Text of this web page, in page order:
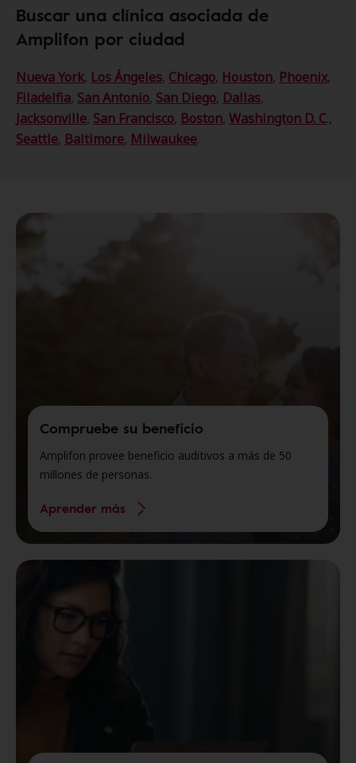
Buscar una clínica asociada de
Amplifon por ciudad
Nueva York, Los Ángeles, Chicago, Houston, Phoenix,
Filadelfia, San Antonio, San Diego, Dallas,
Jacksonville, San Francisco, Boston, Washington D. C.,
Seattle, Baltimore, Milwaukee.
Compruebe su beneficio
Amplifon provee beneficio auditivos a más de 50
millones de personas.
Aprender más